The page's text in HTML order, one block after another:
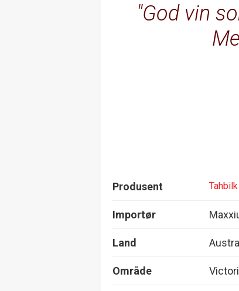
God vin
Produsent Tahbilk
Importør
Land
Område